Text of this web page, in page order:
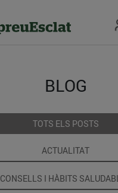
BLOG
TOTS ELS POSTS
ACTUALITAT
CONSELLS I HÀBITS